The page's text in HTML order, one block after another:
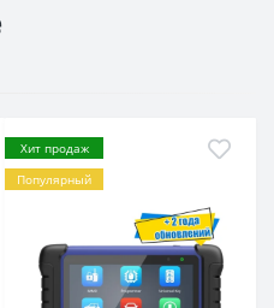
Хит продаж
Популярный